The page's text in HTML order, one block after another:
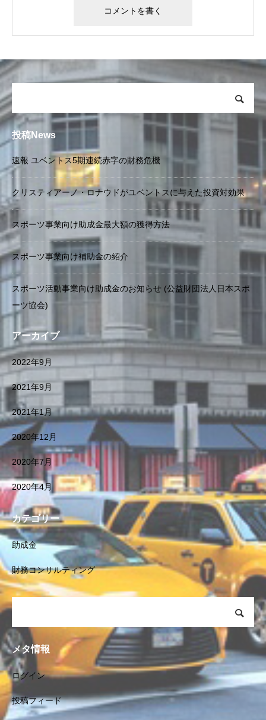
投稿News
速報 ユベントス5期連続赤字の財務危機
クリスティアーノ・ロナウドがユベントスに与えた投資対効果
スポーツ事業向け助成金最大額の獲得方法
スポーツ事業向け補助金の紹介
スポーツ活動事業向け助成金のお知らせ (公益財団法人日本スポ
ーツ協会)
アーカイブ
2022年9月
2021年9月
2021年1月
2020年12月
2020年7月
2020年4月
カテゴリー
助成金
財務コンサルティング
メタ情報
ログイン
投稿フィード